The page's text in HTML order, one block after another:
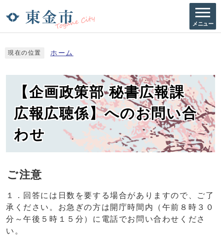
メニュー
現在の位置 ホーム
【企画政策部 秘書広報課
広報広聴係】へのお問い合
わせ
ご注意
１．回答には日数を要する場合がありますので、ご了
承ください。お急ぎの方は開庁時間内（午前８時３０
分～午後５時１５分）に電話でお問い合わせくださ
い。